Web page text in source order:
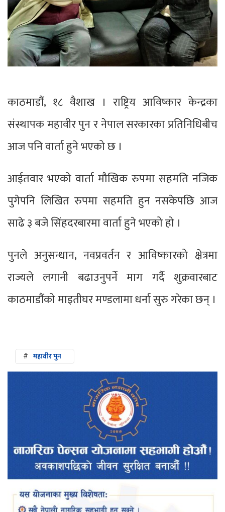
काठमाडौं, १८ वैशाख । राष्ट्रिय आविष्कार केन्द्रका
संस्थापक महावीर पुन र नेपाल सरकारका प्रतिनिधिबीच
आज पनि वार्ता हुने भएको छ ।
आईतवार भएको वार्ता मौखिक रुपमा सहमति नजिक
पुगेपनि लिखित रुपमा सहमति हुन नसकेपछि आज
साढे ३ बजे सिंहदरबारमा वार्ता हुने भएको हो ।
पुनले अनुसन्धान, नवप्रवर्तन र आविष्कारको क्षेत्रमा
राज्यले लगानी बढाउनुपर्ने माग गर्दै शुक्रवारबाट
काठमाडौंको माइतीघर मण्डलामा धर्ना सुरु गरेका छन् ।
# महावीर पुन